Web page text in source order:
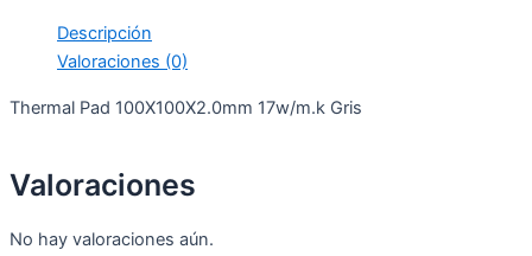
Descripción
Valoraciones (0)
Thermal Pad 100X100X2.0mm 17w/m.k Gris
Valoraciones
No hay valoraciones aún.